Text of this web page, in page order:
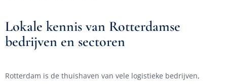
Lokale kennis van Rotterdamse
bedrijven en sectoren
Rotterdam is de thuishaven van vele logistieke bedrijven,